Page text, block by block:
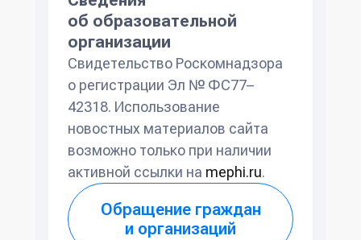
об образовательной
организации
Свидетельство Роскомнадзора
о регистрации Эл № ФС77–
42318. Использование
новостных материалов сайта
возможно только при наличии
активной ссылки на mephi.ru.
Обращение граждан
и организаций